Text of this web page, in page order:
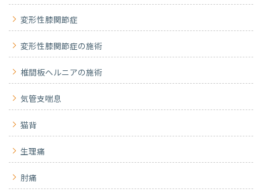
変形性膝関節症
変形性膝関節症の施術
椎間板ヘルニアの施術
気管支喘息
猫背
生理痛
肘痛